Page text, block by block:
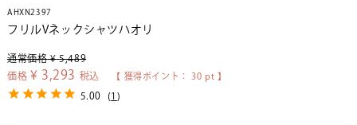
AHXN2397
フリルVネックシャツハオリ
通常価格 ¥ 5,489
価格 ¥ 3,293 税込 【 獲得ポイント： 30 pt 】
5.00 (1 )